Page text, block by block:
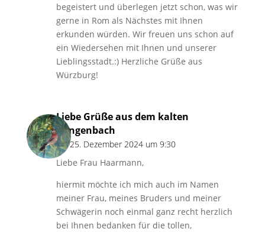
begeistert und überlegen jetzt schon, was wir
gerne in Rom als Nächstes mit Ihnen
erkunden würden. Wir freuen uns schon auf
ein Wiedersehen mit Ihnen und unserer
Lieblingsstadt.:) Herzliche Grüße aus
Würzburg!
Liebe Grüße aus dem kalten
Gengenbach
am 25. Dezember 2024 um 9:30
Liebe Frau Haarmann,
hiermit möchte ich mich auch im Namen
meiner Frau, meines Bruders und meiner
Schwägerin noch einmal ganz recht herzlich
bei Ihnen bedanken für die tollen,